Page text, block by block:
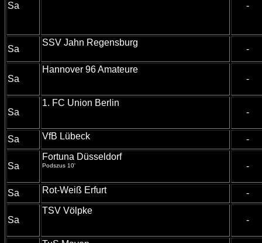
Sa -
Sa
SSV Jahn Regensburg
-
Sa
Hannover 96 Amateure
-
Sa
1. FC Union Berlin
-
Sa VfB Lübeck -
Sa
Fortuna Düsseldorf
Podszus 10' -
Sa Rot-Weiß Erfurt -
Sa
TSV Völpke
-